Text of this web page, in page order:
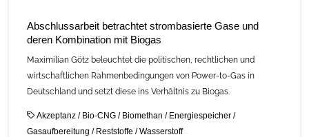
Abschlussarbeit betrachtet strombasierte Gase und
deren Kombination mit Biogas
Maximilian Götz beleuchtet die politischen, rechtlichen und
wirtschaftlichen Rahmenbedingungen von Power-to-Gas in
Deutschland und setzt diese ins Verhältnis zu Biogas.
Akzeptanz / Bio-CNG / Biomethan / Energiespeicher /
Gasaufbereitung / Reststoffe /Wasserstoff